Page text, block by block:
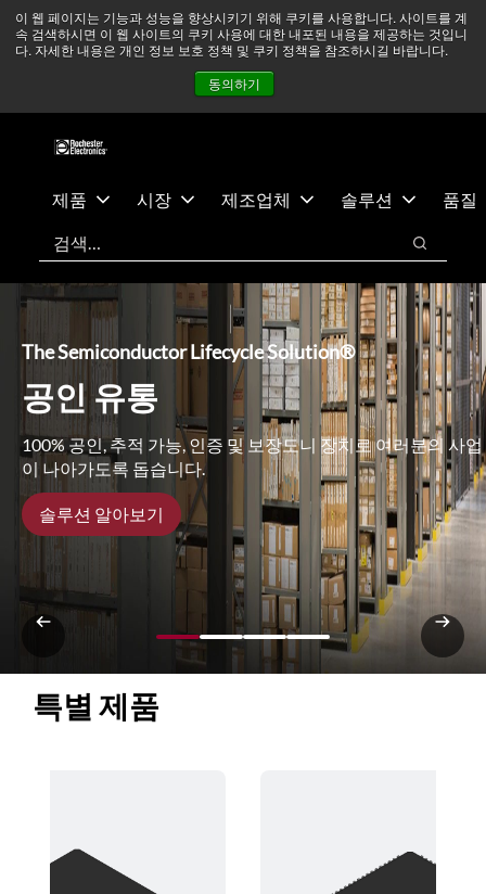
이 웹 페이지는 기능과 성능을 향상시키기 위해 쿠키를 사용합니다. 사이트를 계
속 검색하시면 이 웹 사이트의 쿠키 사용에 대한 내포된 내용을 제공하는 것입니
다. 자세한 내용은 개인 정보 보호 정책 및 쿠키 정책을 참조하시길 바랍니다.
동의하기
츠
건
중동 지역 상황을 지속적으로 주시하고 있으며, 모든 서비스는
정상적으로 운영되고 있습니다. 더 읽어보기 →
뉴스
문의하기
제품 시장 제조업체 솔루션
품질
검색
검색
The Semiconductor Lifecycle Solution®
공인 유통
100% 공인, 추적 가능, 인증 및 보장도니 장치로 여러분의 사업
이 나아가도록 돕습니다.
솔루션 알아보기
특별 제품